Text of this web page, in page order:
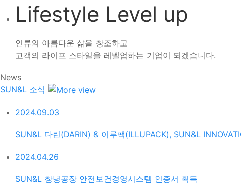
Lifestyle Level up
인류의 아름다운 삶을 창조하고
고객의 라이프 스타일을 레벨업하는 기업이 되겠습니다.
News
SUN&L 소식
2024.09.03
SUN&L 다린(DARIN) & 이루팩(ILLUPACK), SUN&L
2024.04.26
SUN&L 창녕공장 안전보건경영시스템 인증서 획득